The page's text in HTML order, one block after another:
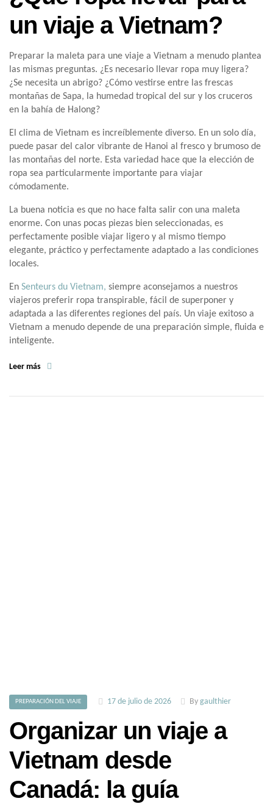
un viaje a Vietnam?
Preparar la maleta para une viaje a Vietnam a menudo plantea
las mismas preguntas. ¿Es necesario llevar ropa muy ligera?
¿Se necesita un abrigo? ¿Cómo vestirse entre las frescas
montañas de Sapa, la humedad tropical del sur y los cruceros
en la bahía de Halong?
El clima de Vietnam es increíblemente diverso. En un solo día,
puede pasar del calor vibrante de Hanoi al fresco y brumoso de
las montañas del norte. Esta variedad hace que la elección de
ropa sea particularmente importante para viajar
cómodamente.
La buena noticia es que no hace falta salir con una maleta
enorme. Con unas pocas piezas bien seleccionadas, es
perfectamente posible viajar ligero y al mismo tiempo
elegante, práctico y perfectamente adaptado a las condiciones
locales.
En Senteurs du Vietnam, siempre aconsejamos a nuestros
viajeros preferir ropa transpirable, fácil de superponer y
adaptada a las diferentes regiones del país. Un viaje exitoso a
Vietnam a menudo depende de una preparación simple, fluida e
inteligente.
Leer más
PREPARACIÓN DEL VIAJE 17 de julio de 2026 By gaulthier
Organizar un viaje a
Vietnam desde
Canadá: la guía